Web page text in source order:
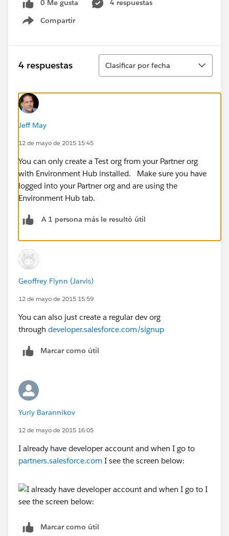
0 Me gusta
4 respuestas
Compartir
Show menu
4 respuestas
Ordenar
Clasificar por fecha
Jeff May
12 de mayo de 2015 15:45
You can only create a Test org from your Partner org
with Environment Hub installed. Make sure you have
logged into your Partner org and are using the
Environment Hub tab.
A 1 persona más le resultó útil
Geoffrey Flynn (Jarvis)
12 de mayo de 2015 15:59
You can also just create a regular dev org
through developer.salesforce.com/signup
Marcar como útil
Yuriy Barannikov
12 de mayo de 2015 16:05
I already have developer account and when I go to
partners.salesforce.com I see the screen below:
Marcar como útil